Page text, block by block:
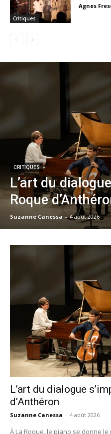
Critiques
Agnes
CRITIQUES
L’art du
Roque
Suzanne Canessa - 4 août 2026
L’art du dialogue
d’Anthéron
Suzanne Canessa - 4 août 2026
À La Roque, le piano se donne